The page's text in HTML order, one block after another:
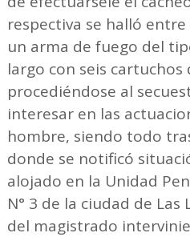
respectiva se halló
un arma de fuego del
largo con seis
procediéndose al
interesar en las
hombre, siendo todo
donde se notificó
alojado en la Unidad
N° 3 de la ciudad de
del magistrado